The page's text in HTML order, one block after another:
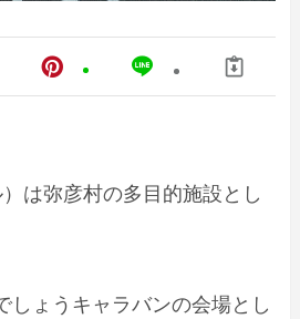
は弥彦村の多目的施設とし
しょうキャラバンの会場とし